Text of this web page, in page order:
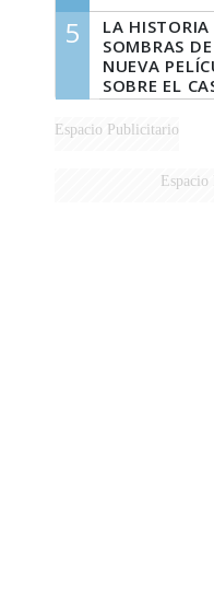
5
LA HISTORIA
SOMBRAS
NUEVA
SOBRE EL
QUE
MARIDO
Espacio Publicitario